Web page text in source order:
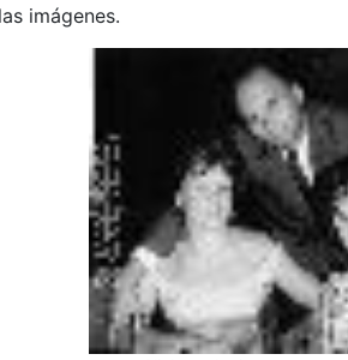
imágenes.